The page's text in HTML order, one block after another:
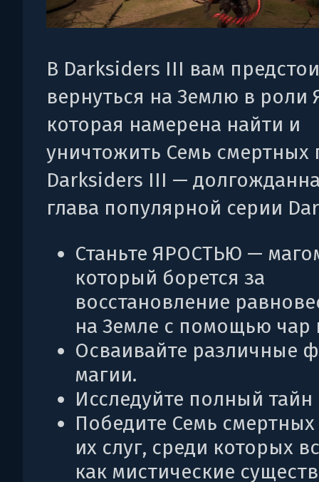
В Darksiders III вам
вернуться на Землю в роли
которая намерена найти и
уничтожить Семь смертных
Darksiders III —
глава популярной серии
Станьте ЯРОСТЬЮ —
который борется за
восстановление
на Земле с помощью чар
Осваивайте различные
магии.
Исследуйте полный
Победите Семь смертных
их слуг, среди которых
как мистические